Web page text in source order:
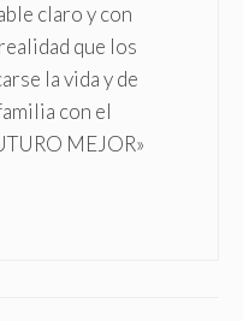
claro y con
que los
la vida y de
con el
MEJOR»